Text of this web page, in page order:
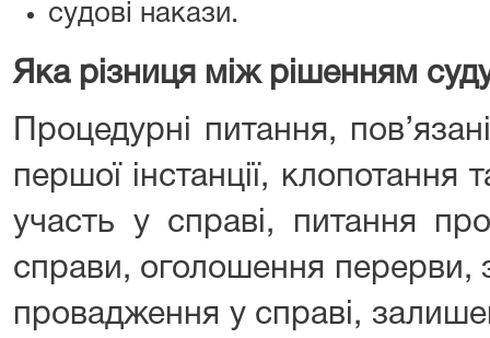
судові накази.
Яка різниця між рішенням
Процедурні питання,
першої інстанції, клопотання
участь у справі, питання
справи, оголошення перерви,
провадження у справі,